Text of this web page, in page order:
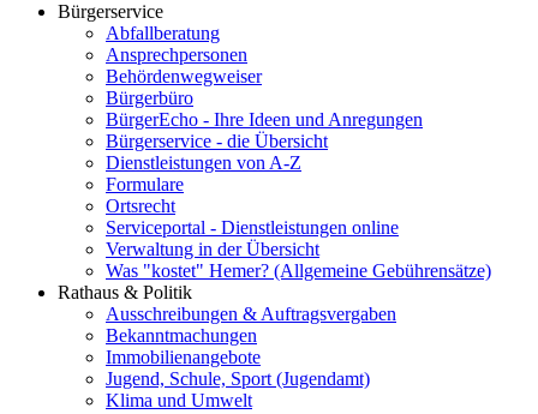
Bürgerservice
Abfallberatung
Ansprechpersonen
Behördenwegweiser
Bürgerbüro
BürgerEcho - Ihre Ideen und Anregungen
Bürgerservice - die Übersicht
Dienstleistungen von A-Z
Formulare
Ortsrecht
Serviceportal - Dienstleistungen online
Verwaltung in der Übersicht
Was "kostet" Hemer? (Allgemeine Gebührensätze)
Rathaus & Politik
Ausschreibungen & Auftragsvergaben
Bekanntmachungen
Immobilienangebote
Jugend, Schule, Sport (Jugendamt)
Klima und Umwelt